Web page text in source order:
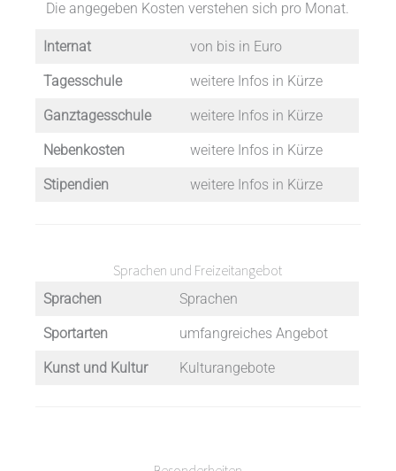
Die angegeben Kosten verstehen sich pro Monat.
Internat von bis in Euro
Tagesschule weitere Infos in Kürze
Ganztagesschule weitere Infos in Kürze
Nebenkosten weitere Infos in Kürze
Stipendien weitere Infos in Kürze
Sprachen und Freizeitangebot
Sprachen Sprachen
Sportarten umfangreiches Angebot
Kunst und Kultur Kulturangebote